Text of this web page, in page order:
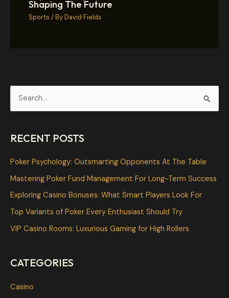
Shaping The Future
Sports / ByDavid Fields
r
c
h
RECENT POSTS
Poker Psychology: Outsmarting Opponents At The Table
Mastering Poker Fund Management For Long-Term Success
Exploring Casino Bonuses: What Smart Players Look For
Top Variants of Poker Every Enthusiast Should Try
VIP Casino Rooms: Luxurious Gaming for High Rollers
CATEGORIES
Casino